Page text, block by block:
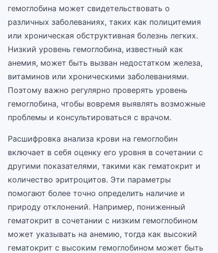
гемоглобина может свидетельствовать о
различных заболеваниях, таких как полицитемия
или хроническая обструктивная болезнь легких.
Низкий уровень гемоглобина, известный как
анемия, может быть вызван недостатком железа,
витаминов или хроническими заболеваниями.
Поэтому важно регулярно проверять уровень
гемоглобина, чтобы вовремя выявлять возможные
проблемы и консультироваться с врачом.
Расшифровка анализа крови на гемоглобин
включает в себя оценку его уровня в сочетании с
другими показателями, такими как гематокрит и
количество эритроцитов. Эти параметры
помогают более точно определить наличие и
природу отклонений. Например, пониженный
гематокрит в сочетании с низким гемоглобином
может указывать на анемию, тогда как высокий
гематокрит с высоким гемоглобином может быть